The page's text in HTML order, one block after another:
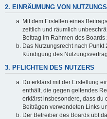
2. EINRÄUMUNG VON
Mit dem Erstellen eines
zeitlich und räumlich
Beitrag im Rahmen des Boards
Das Nutzungsrecht nach
Kündigung des
3. PFLICHTEN DES NUTZERS
Du erklärst mit der Erstellung
enthält, die gegen geltendes
erklärst insbesondere, dass du
Beiträgen verwendeten Links
Der Betreiber des Boards übt